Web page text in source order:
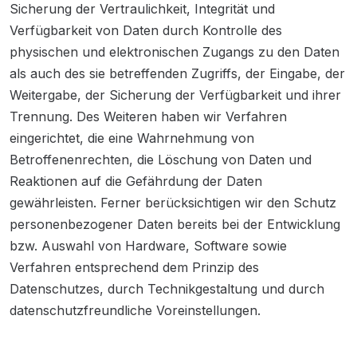
Sicherung der Vertraulichkeit, Integrität und
Verfügbarkeit von Daten durch Kontrolle des
physischen und elektronischen Zugangs zu den Daten
als auch des sie betreffenden Zugriffs, der Eingabe, der
Weitergabe, der Sicherung der Verfügbarkeit und ihrer
Trennung. Des Weiteren haben wir Verfahren
eingerichtet, die eine Wahrnehmung von
Betroffenenrechten, die Löschung von Daten und
Reaktionen auf die Gefährdung der Daten
gewährleisten. Ferner berücksichtigen wir den Schutz
personenbezogener Daten bereits bei der Entwicklung
bzw. Auswahl von Hardware, Software sowie
Verfahren entsprechend dem Prinzip des
Datenschutzes, durch Technikgestaltung und durch
datenschutzfreundliche Voreinstellungen.